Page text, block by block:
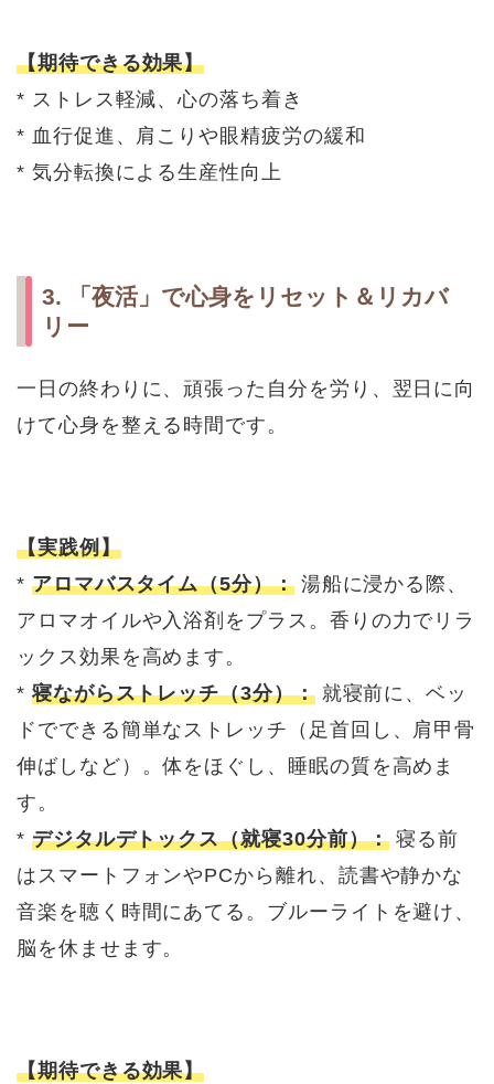
【期待できる効果】
* ストレス軽減、心の落ち着き
* 血行促進、肩こりや眼精疲労の緩和
* 気分転換による生産性向上
3. 「夜活」で心身をリセット＆リカバ
リー
一日の終わりに、頑張った自分を労り、翌日に向
けて心身を整える時間です。
【実践例】
* アロマバスタイム（5分）：湯船に浸かる際、
アロマオイルや入浴剤をプラス。香りの力でリラ
ックス効果を高めます。
*寝ながらストレッチ（3分）：就寝前に、ベッ
ドでできる簡単なストレッチ（足首回し、肩甲骨
伸ばしなど）。体をほぐし、睡眠の質を高めま
す。
* デジタルデトックス（就寝30分前）： 寝る前
はスマートフォンやPCから離れ、読書や静かな
音楽を聴く時間にあてる。ブルーライトを避け、
脳を休ませます。
【期待できる効果】